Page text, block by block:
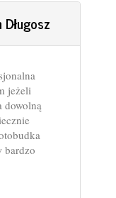
jeżeli
dowolną
bardzo